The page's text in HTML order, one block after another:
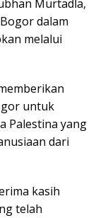
Murtadla,
dalam
melalui
untuk
Palestina yang
dari
kasih
telah